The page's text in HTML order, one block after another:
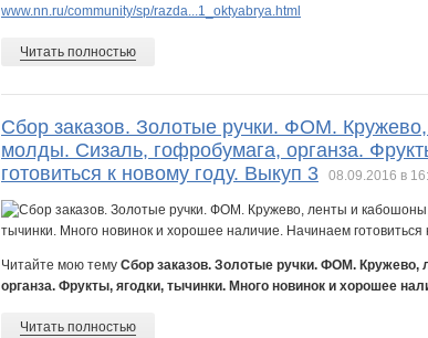
www.nn.ru/community/sp/razda...1_oktyabrya.html
Читать полностью
Сбор заказов. Золотые ручки. ФОМ.
молды. Сизаль, гофробумага, органза.
готовиться к новому году. Выкуп 3
08.09.2016 в
Читайте мою тему Сбор заказов. Золотые ручки. ФОМ.
органза. Фрукты, ягодки, тычинки. Много новинок и хорошее
Читать полностью